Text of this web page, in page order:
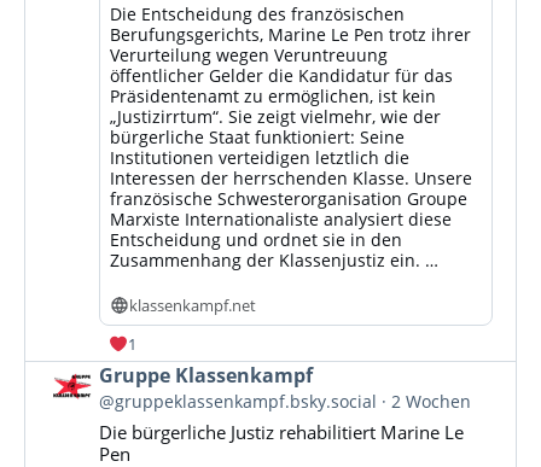
Die Entscheidung des französischen
Berufungsgerichts, Marine Le Pen trotz ihrer
Verurteilung wegen Veruntreuung
öffentlicher Gelder die Kandidatur für das
Präsidentenamt zu ermöglichen, ist kein
„Justizirrtum“. Sie zeigt vielmehr, wie der
bürgerliche Staat funktioniert: Seine
Institutionen verteidigen letztlich die
Interessen der herrschenden Klasse. Unsere
französische Schwesterorganisation Groupe
Marxiste Internationaliste analysiert diese
Entscheidung und ordnet sie in den
Zusammenhang der Klassenjustiz ein. …
klassenkampf.net
1
Beitrag
von
Gruppe
Klassenkampf
Gruppe Klassenkampf
@gruppeklassenkampf.bsky.social 2 Wochen
Die bürgerliche Justiz rehabilitiert Marine Le
Pen